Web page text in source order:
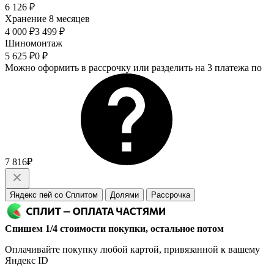
6 126 ₽
Хранение 8 месяцев
4 000 ₽3 499 ₽
Шиномонтаж
5 625 ₽0 ₽
Можно оформить в рассрочку или разделить на 3 платежа по
7 816₽
Яндекс пей со Сплитом Долями Рассрочка
Спишем 1/4 стоимости покупки, остальное потом
Оплачивайте покупку любой картой, привязанной к вашему
Яндекс ID